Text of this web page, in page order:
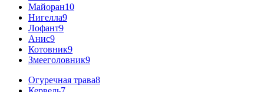
Майоран10
Нигелла9
Лофант9
Анис9
Котовник9
Змееголовник9
Огуречная трава8